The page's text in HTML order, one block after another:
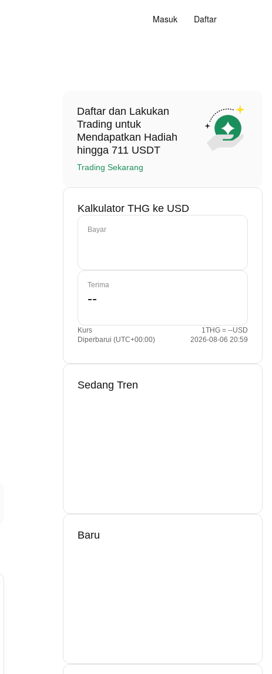
Masuk Daftar
Daftar dan Lakukan
Trading untuk
Mendapatkan Hadiah
hingga 711 USDT
Trading Sekarang
Kalkulator THG ke USD
Bayar
Terima
Kurs
1THG = --USD
Diperbarui (UTC+00:00)
2026-08-06 20:59
Sedang Tren
Baru